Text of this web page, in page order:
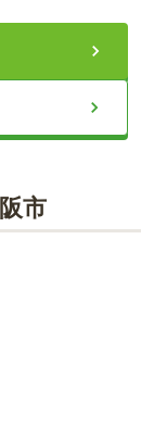
いており、暖か
く、明るい雰囲
、永眠の形を選
後世に想いを繋
て見る（ 件）
市